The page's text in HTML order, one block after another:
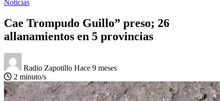
Noticias
Cae Trompudo Guillo” preso; 26
allanamientos en 5 provincias
Radio Zapotillo Hace 9 meses
2 minuto/s